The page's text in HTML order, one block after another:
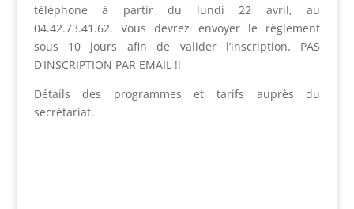
téléphone à partir du lundi 22 avril, au
04.42.73.41.62. Vous devrez envoyer le règlement
sous 10 jours afin de valider l’inscription. PAS
D’INSCRIPTION PAR EMAIL !!
Détails des programmes et tarifs auprès du
secrétariat.